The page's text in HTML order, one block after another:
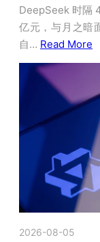
DeepSeek 时隔
亿元，与月之暗
自… Read More
2026-08-05